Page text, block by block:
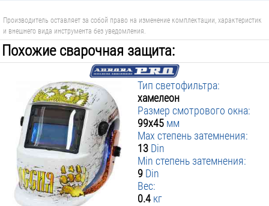
Производитель оставляет за собой право на изменение комплектации, характеристик
и внешнего вида инструмента без уведомления.
Похожие сварочная защита:
Тип светофильтра:
хамелеон
Размер смотрового окна:
99х45 мм
Max степень затемнения:
13 Din
Min степень затемнения:
9 Din
Вес:
0.4 кг